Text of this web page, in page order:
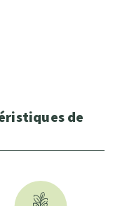
de